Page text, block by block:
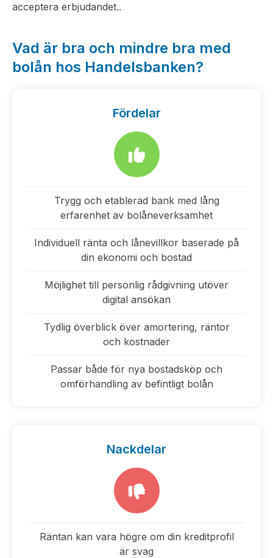
acceptera erbjudandet..
Vad är bra och mindre bra med
bolån hos Handelsbanken?
Fördelar
Trygg och etablerad bank med lång
erfarenhet av bolåneverksamhet
Individuell ränta och lånevillkor baserade på
din ekonomi och bostad
Möjlighet till personlig rådgivning utöver
digital ansökan
Tydlig överblick över amortering, räntor
och kostnader
Passar både för nya bostadsköp och
omförhandling av befintligt bolån
Nackdelar
Räntan kan vara högre om din kreditprofil
är svag